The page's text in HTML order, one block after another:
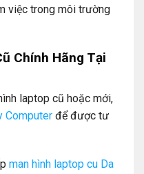
việc trong môi trường
Chính Hãng Tại
laptop cũ hoặc mới,
Computer để được tư
man hình laptop cu Da